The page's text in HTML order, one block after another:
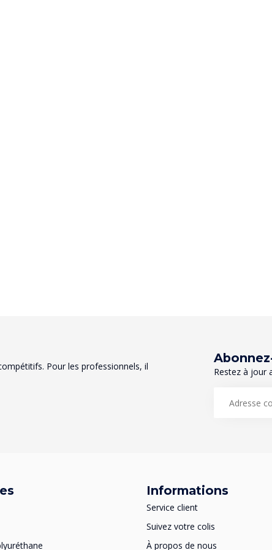
in een bouwmarkt.
Pour les professionnels, il
Restez à jour
Informations
Service client
Suivez votre colis
À propos de nous